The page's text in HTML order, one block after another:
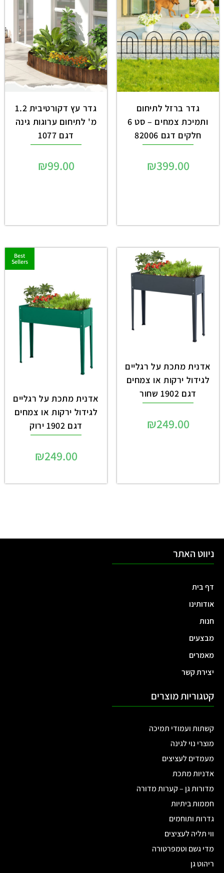
גדר ברזל לתיחום
ותמיכת צמחים – סט 6
חלקים דגם 82006
₪399.00
גדר עץ דקורטיבית 1.2
מ' לתיחום ערוגות גינה
דגם 1077
₪99.00
אדנית מתכת על רגליים
לגידול ירקות או צמחים
דגם 1902 שחור
₪249.00
Best
Sellers
אדנית מתכת על רגליים
לגידול ירקות או צמחים
דגם 1902 ירוק
₪249.00
ניווט האתר
דף בית
אודותינו
חנות
מבצעים
מאמרים
יצירת קשר
קטגוריות מוצרים
קשתות ועמודי תמיכה
מוצרי נוי לגינה
מעמדים לעציצים
אדניות מתכת
מדורות גן – קערות מדורה
חממות ביתיות
גדרות ותוחמים
ווי תליה לעציצים
מדי גשם וטמפרטורה
ריהוט גן